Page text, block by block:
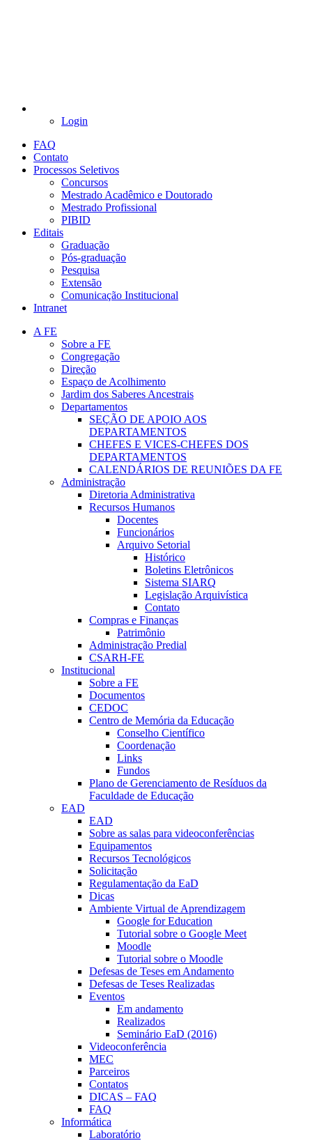
Login
FAQ
Contato
Processos Seletivos
Concursos
Mestrado Acadêmico e Doutorado
Mestrado Profissional
PIBID
Editais
Graduação
Pós-graduação
Pesquisa
Extensão
Comunicação Institucional
Intranet
A FE
Sobre a FE
Congregação
Direção
Espaço de Acolhimento
Jardim dos Saberes Ancestrais
Departamentos
SEÇÃO DE APOIO AOS
DEPARTAMENTOS
CHEFES E VICES-CHEFES DOS
DEPARTAMENTOS
CALENDÁRIOS DE REUNIÕES DA FE
Administração
Diretoria Administrativa
Recursos Humanos
Docentes
Funcionários
Arquivo Setorial
Histórico
Boletins Eletrônicos
Sistema SIARQ
Legislação Arquivística
Contato
Compras e Finanças
Patrimônio
Administração Predial
CSARH-FE
Institucional
Sobre a FE
Documentos
CEDOC
Centro de Memória da Educação
Conselho Científico
Coordenação
Links
Fundos
Plano de Gerenciamento de Resíduos da
Faculdade de Educação
EAD
EAD
Sobre as salas para videoconferências
Equipamentos
Recursos Tecnológicos
Solicitação
Regulamentação da EaD
Dicas
Ambiente Virtual de Aprendizagem
Google for Education
Tutorial sobre o Google Meet
Moodle
Tutorial sobre o Moodle
Defesas de Teses em Andamento
Defesas de Teses Realizadas
Eventos
Em andamento
Realizados
Seminário EaD (2016)
Videoconferência
MEC
Parceiros
Contatos
DICAS – FAQ
FAQ
Informática
Laboratório